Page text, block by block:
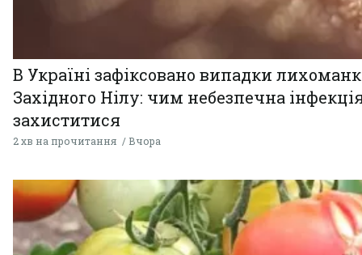
В Україні зафіксовано випадки
Західного Нілу: чим небезпечна
захиститися
2 хв на прочитання Вчора